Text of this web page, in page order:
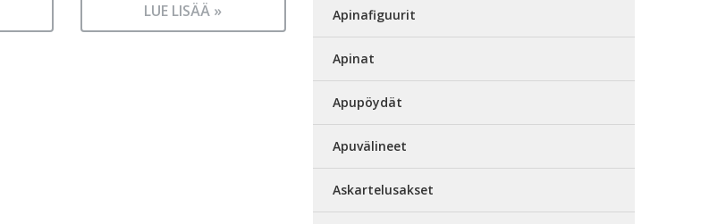
LUE LISÄÄ » Apinafiguurit
Apinat
Apupöydät
Apuvälineet
Askartelusakset